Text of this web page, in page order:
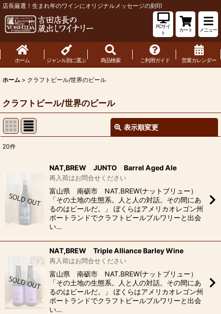
店長厳選！生まれ年のワインにオリジナルメッセージの刻印
PCサイ
ト
カート メニュー
ホーム ジャンル別に選ぶ 商品検索 ご利用ガイド 営業カレンダー
ホーム > クラフトビール/世界のビール
クラフトビール/世界のビール
表示順変更
サブカテゴリ
表示数
並び順
絞り込む
20件
NAT,BREW JUNTO Barrel Aged Ale
再入荷はお問合せください
富山県 南砺市 NAT.BREW(ナットブリュー）
「その土地の生態系。人と人の対話。その間にあ
るのはビールだ。」 ぼくらはアメリカオレゴン州
ポートランドでクラフトビールブルワリーと出会
い…
NAT,BREW Triple Alliance Barley Wine
再入荷はお問合せください
富山県 南砺市 NAT.BREW(ナットブリュー）
「その土地の生態系。人と人の対話。その間にあ
るのはビールだ。」 ぼくらはアメリカオレゴン州
ポートランドでクラフトビールブルワリーと出会
い…